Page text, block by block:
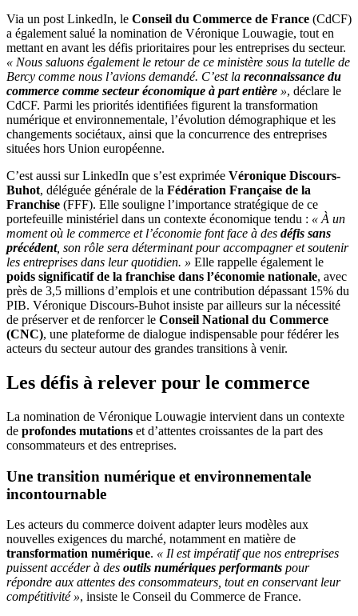
Via un post LinkedIn, le Conseil du Commerce de France (CdCF)
a également salué la nomination de Véronique Louwagie, tout en
mettant en avant les défis prioritaires pour les entreprises du secteur.
« Nous saluons également le retour de ce ministère sous la tutelle de
Bercy comme nous l’avions demandé. C’est la reconnaissance du
commerce comme secteur économique à part entière », déclare le
CdCF. Parmi les priorités identifiées figurent la transformation
numérique et environnementale, l’évolution démographique et les
changements sociétaux, ainsi que la concurrence des entreprises
situées hors Union européenne.
C’est aussi sur LinkedIn que s’est exprimée Véronique Discours-
Buhot, déléguée générale de la Fédération Française de la
Franchise (FFF). Elle souligne l’importance stratégique de ce
portefeuille ministériel dans un contexte économique tendu : « À un
moment où le commerce et l’économie font face à des défis sans
précédent, son rôle sera déterminant pour accompagner et soutenir
les entreprises dans leur quotidien. » Elle rappelle également le
poids significatif de la franchise dans l’économie nationale, avec
près de 3,5 millions d’emplois et une contribution dépassant 15% du
PIB. Véronique Discours-Buhot insiste par ailleurs sur la nécessité
de préserver et de renforcer le Conseil National du Commerce
(CNC), une plateforme de dialogue indispensable pour fédérer les
acteurs du secteur autour des grandes transitions à venir.
Les défis à relever pour le commerce
La nomination de Véronique Louwagie intervient dans un contexte
de profondes mutations et d’attentes croissantes de la part des
consommateurs et des entreprises.
Une transition numérique et environnementale
incontournable
Les acteurs du commerce doivent adapter leurs modèles aux
nouvelles exigences du marché, notamment en matière de
transformation numérique. « Il est impératif que nos entreprises
puissent accéder à des outils numériques performants pour
répondre aux attentes des consommateurs, tout en conservant leur
compétitivité », insiste le Conseil du Commerce de France.